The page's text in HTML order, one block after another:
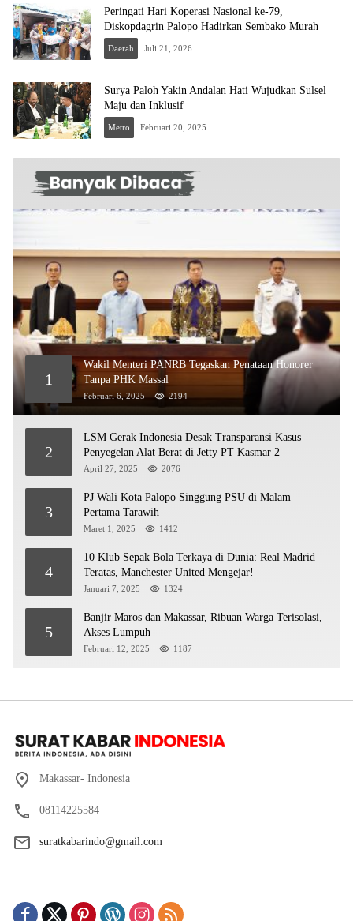
Peringati Hari Koperasi Nasional ke-79,
Diskopdagrin Palopo Hadirkan Sembako Murah
Daerah Juli 21, 2026
Surya Paloh Yakin Andalan Hati Wujudkan Sulsel
Maju dan Inklusif
Metro Februari 20, 2025
1
Wakil Menteri PANRB Tegaskan Penataan Honorer
Tanpa PHK Massal
Februari 6, 2025 2194
2
LSM Gerak Indonesia Desak Transparansi Kasus
Penyegelan Alat Berat di Jetty PT Kasmar 2
April 27, 2025 2076
3
PJ Wali Kota Palopo Singgung PSU di Malam
Pertama Tarawih
Maret 1, 2025 1412
4
10 Klub Sepak Bola Terkaya di Dunia: Real Madrid
Teratas, Manchester United Mengejar!
Januari 7, 2025 1324
5
Banjir Maros dan Makassar, Ribuan Warga Terisolasi,
Akses Lumpuh
Februari 12, 2025 1187
Makassar- Indonesia
08114225584
suratkabarindo@gmail.com